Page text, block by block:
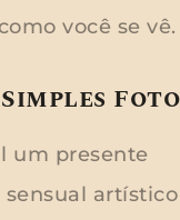
você se vê.
um presente
artístico